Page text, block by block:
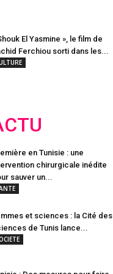
El Yasmine », le film de
Ferchiou sorti dans les...
en Tunisie : une
chirurgicale inédite
sauver un...
et sciences : la Cité des
de Tunis lance...